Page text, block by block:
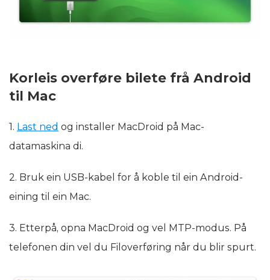
Korleis overføre bilete frå Android
til Mac
1. Last ned og installer MacDroid på Mac-
datamaskina di.
2. Bruk ein USB-kabel for å koble til ein Android-
eining til ein Mac.
3. Etterpå, opna MacDroid og vel MTP-modus. På
telefonen din vel du Filoverføring når du blir spurt.